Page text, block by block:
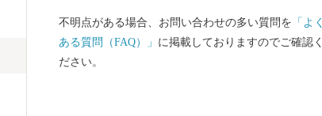
不明点がある場合、お問い合わせの多い質問を 「よく
ある質問（FAQ）」 に掲載しておりますのでご確認く
ださい。